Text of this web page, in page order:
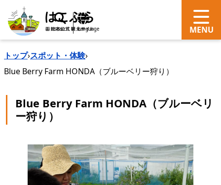
search Language
トップ›スポット・体験›
Blue Berry Farm HONDA（ブルーベリー狩り）
Blue Berry Farm HONDA（ブルーベリ
ー狩り）